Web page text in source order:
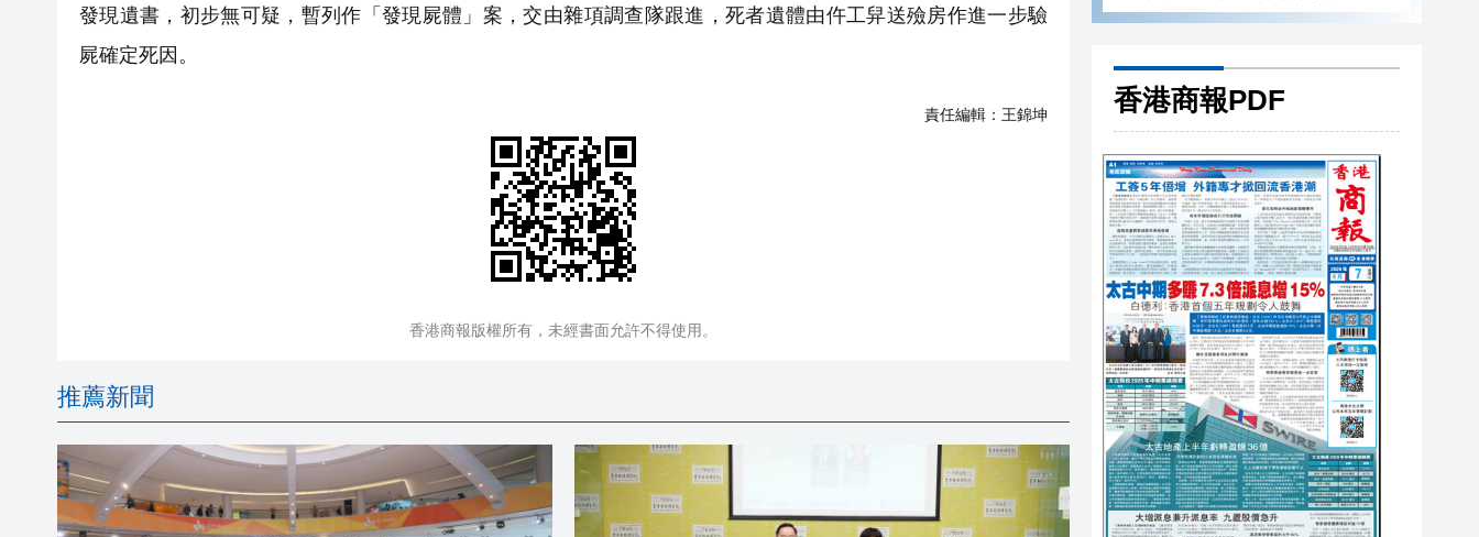
發現遺書，初步無可疑，暫列作「發現屍體」案，交由雜項調查隊跟進，死者遺體由仵工舁送殮房作進一步驗
屍確定死因。
責任編輯： 王錦坤
香港商報版權所有，未經書面允許不得使用。
推薦新聞
後事
香港商報PDF